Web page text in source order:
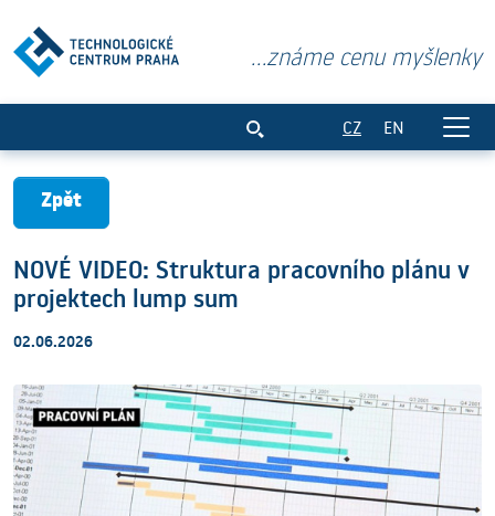
...známe cenu myšlenky
CZ EN
Zpět
NOVÉ VIDEO: Struktura pracovního plánu v
projektech lump sum
02.06.2026